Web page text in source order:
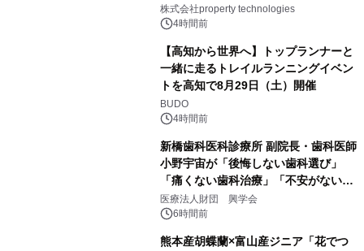
PropTechはどう組み替えるか）｜
PropTech-Lab
株式会社property technologies
4時間前
【高知から世界へ】トップランナーと
一緒に走るトレイルランニングイベン
トを高知で8月29日（土）開催
BUDO
4時間前
新橋歯科医科診療所 副院長・歯科医師
小野宇宙が「後悔しない歯科選び」
「痛くない歯科治療」「不安がない治
療計画」をテーマに専門監修
医療法人財団 興学会
6時間前
熊本産胡蝶蘭×富山産ジニア「花でつ